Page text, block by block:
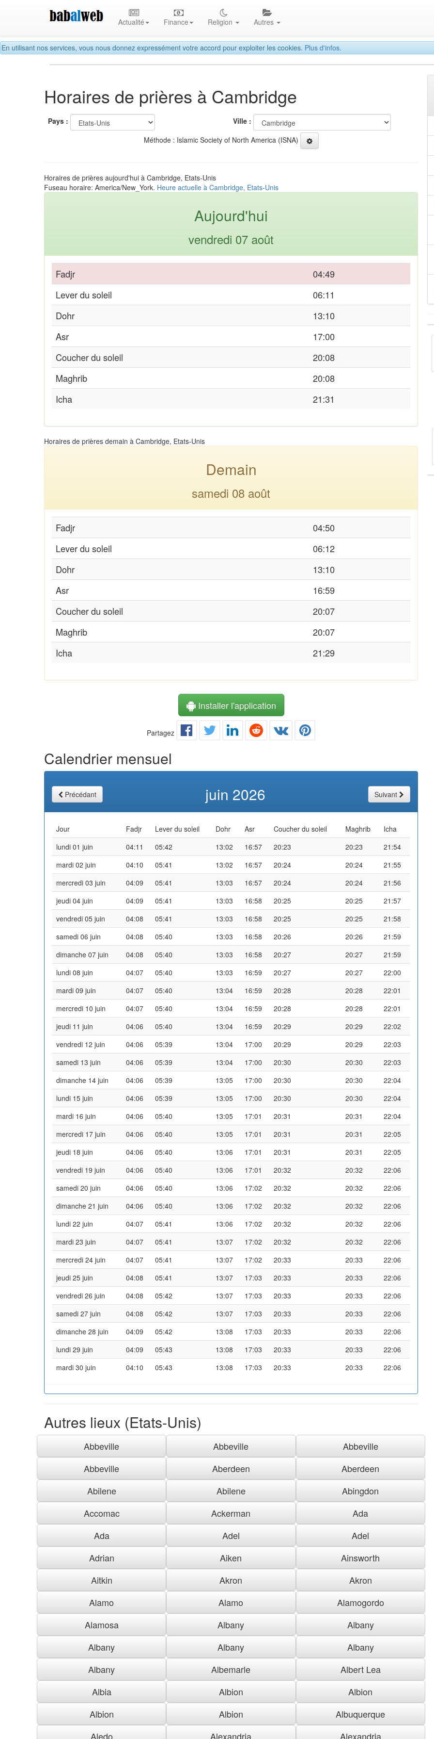
En utilisant nos services, vous nous donnez expressément votre accord pour exploiter les cookies. Plus d'infos.
Actualité Finance Religion Autres
Horaires de prières à Cambridge
Pays :
Ville :
Méthode : Islamic Society of North America (ISNA)
Horaires de prières aujourd'hui à Cambridge, Etats-Unis
Fuseau horaire: America/New_York. Heure actuelle à Cambridge, Etats-Unis
Aujourd'hui
vendredi 07 août
Fadjr
04:49
Lever du soleil
06:11
Dohr
13:10
Asr
17:00
Coucher du soleil
20:08
Maghrib
20:08
Icha
21:31
Horaires de prières demain à Cambridge, Etats-Unis
Demain
samedi 08 août
Fadjr
04:50
Lever du soleil
06:12
Dohr
13:10
Asr
16:59
Coucher du soleil
20:07
Maghrib
20:07
Icha
21:29
Installer l'application
Partagez
Calendrier mensuel
Précédant juin 2026 Suivant
Jour Fadjr Lever du soleil Dohr Asr Coucher du soleil Maghrib
Icha
lundi 01 juin
04:11 05:42 13:02 16:57 20:23 20:23
21:54
mardi 02 juin
04:10 05:41 13:02 16:57 20:24 20:24
21:55
mercredi 03 juin
04:09 05:41 13:03 16:57 20:24 20:24
21:56
jeudi 04 juin
04:09 05:41 13:03 16:58 20:25 20:25
21:57
vendredi 05 juin
04:08 05:41 13:03 16:58 20:25 20:25
21:58
samedi 06 juin
04:08 05:40 13:03 16:58 20:26 20:26
21:59
dimanche 07 juin
04:08 05:40 13:03 16:58 20:27 20:27
21:59
lundi 08 juin
04:07 05:40 13:03 16:59 20:27 20:27
22:00
mardi 09 juin
04:07 05:40 13:04 16:59 20:28 20:28
22:01
mercredi 10 juin
04:07 05:40 13:04 16:59 20:28 20:28
22:01
jeudi 11 juin
04:06 05:40 13:04 16:59 20:29 20:29
22:02
vendredi 12 juin
04:06 05:39 13:04 17:00 20:29 20:29
22:03
samedi 13 juin
04:06 05:39 13:04 17:00 20:30 20:30
22:03
dimanche 14 juin
04:06 05:39 13:05 17:00 20:30 20:30
22:04
lundi 15 juin
04:06 05:39 13:05 17:00 20:30 20:30
22:04
mardi 16 juin
04:06 05:40 13:05 17:01 20:31 20:31
22:04
mercredi 17 juin
04:06 05:40 13:05 17:01 20:31 20:31
22:05
jeudi 18 juin
04:06 05:40 13:06 17:01 20:31 20:31
22:05
vendredi 19 juin
04:06 05:40 13:06 17:01 20:32 20:32
22:06
samedi 20 juin
04:06 05:40 13:06 17:02 20:32 20:32
22:06
dimanche 21 juin
04:06 05:40 13:06 17:02 20:32 20:32
22:06
lundi 22 juin
04:07 05:41 13:06 17:02 20:32 20:32
22:06
mardi 23 juin
04:07 05:41 13:07 17:02 20:32 20:32
22:06
mercredi 24 juin
04:07 05:41 13:07 17:02 20:33 20:33
22:06
jeudi 25 juin
04:08 05:41 13:07 17:03 20:33 20:33
22:06
vendredi 26 juin
04:08 05:42 13:07 17:03 20:33 20:33
22:06
samedi 27 juin
04:08 05:42 13:07 17:03 20:33 20:33
22:06
dimanche 28 juin
04:09 05:42 13:08 17:03 20:33 20:33
22:06
lundi 29 juin
04:09 05:43 13:08 17:03 20:33 20:33
22:06
mardi 30 juin
04:10 05:43 13:08 17:03 20:33 20:33 22:06
Autres lieux (Etats-Unis)
Abbeville Abbeville
Abbeville
Abbeville
Aberdeen
Aberdeen
Abilene
Abilene
Abingdon
Accomac
Ackerman
Ada
Ada
Adel
Adel
Adrian
Aiken
Ainsworth
Aitkin
Akron
Akron
Alamo
Alamo
Alamogordo
Alamosa
Albany
Albany
Albany
Albany
Albany
Albany
Albemarle
Albert Lea
Albia
Albion
Albion
Albion
Albion
Albuquerque
Aledo
Alexandria Alexandria